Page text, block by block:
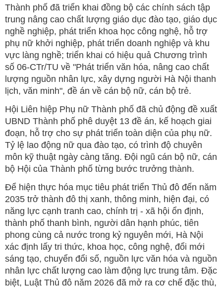
Thành phố đã triển khai đồng bộ các chính sách tập
trung nâng cao chất lượng giáo dục đào tạo, giáo dục
nghề nghiệp, phát triển khoa học công nghệ, hỗ trợ
phụ nữ khởi nghiệp, phát triển doanh nghiệp và khu
vực làng nghề; triển khai có hiệu quả Chương trình
số 06-CTr/TU về "Phát triển văn hóa, nâng cao chất
lượng nguồn nhân lực, xây dựng người Hà Nội thanh
lịch, văn minh", đề án về cán bộ nữ, cán bộ trẻ.
Hội Liên hiệp Phụ nữ Thành phố đã chủ động đề xuất
UBND Thành phố phê duyệt 13 đề án, kế hoạch giai
đoạn, hỗ trợ cho sự phát triển toàn diện của phụ nữ.
Tỷ lệ lao động nữ qua đào tạo, có trình độ chuyên
môn kỹ thuật ngày càng tăng. Đội ngũ cán bộ nữ, cán
bộ Hội của Thành phố từng bước trưởng thành.
Để hiện thực hóa mục tiêu phát triển Thủ đô đến năm
2035 trở thành đô thị xanh, thông minh, hiện đại, có
năng lực cạnh tranh cao, chính trị - xã hội ổn định,
thành phố thanh bình, người dân hạnh phúc, tiên
phong cùng cả nước trong kỷ nguyên mới, Hà Nội
xác định lấy tri thức, khoa học, công nghệ, đổi mới
sáng tạo, chuyển đổi số, nguồn lực văn hóa và nguồn
nhân lực chất lượng cao làm động lực trung tâm. Đặc
biệt, Luật Thủ đô năm 2026 đã mở ra cơ chế đặc thù,